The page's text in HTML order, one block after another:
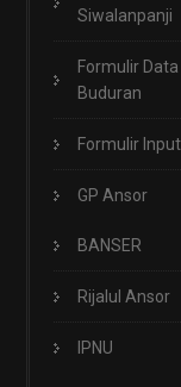
Siwalanpanji
Formulir
Buduran
Formulir
GP Ansor
BANSER
Rijalul Ansor
IPNU